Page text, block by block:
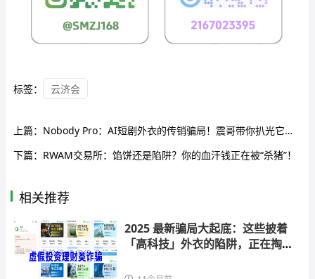
标签： 云济会
上篇： Nobody Pro：AI短剧外衣的传销骗局！震哥带你扒光它的羊皮
下篇： RWAM交易所：馅饼还是陷阱？你的血汗钱正在被“杀猪”！
相关推荐
2025 最新骗局大起底：这些披着
「高科技」外衣的陷阱，正在掏空